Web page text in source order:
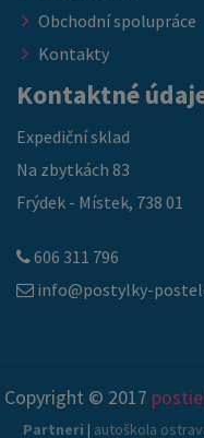
Obchodní spolupráce
Kontakty
Kontaktné
Expediční sklad
Na zbytkách 83
Frýdek - Místek, 738 01
606 311 796
info@postylky-
Copyright © 2017
Partneri | autoškola